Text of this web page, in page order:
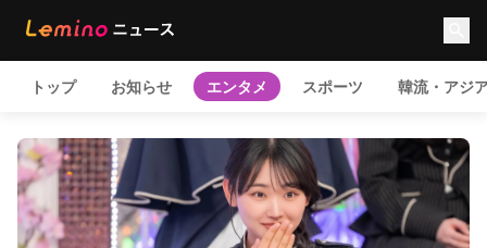
トップ お知らせ エンタメ スポーツ 韓流・アジ